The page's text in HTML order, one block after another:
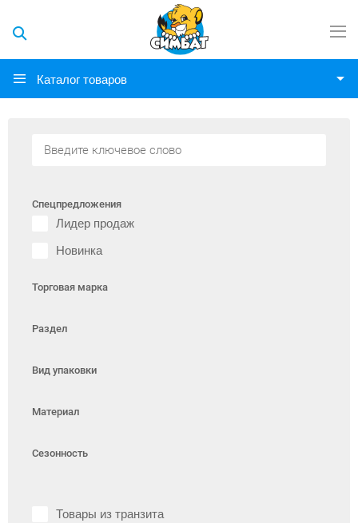
Каталог товаров
Спецпредложения
Лидер продаж
Новинка
Торговая марка
Раздел
Вид упаковки
Материал
Сезонность
Товары из транзита